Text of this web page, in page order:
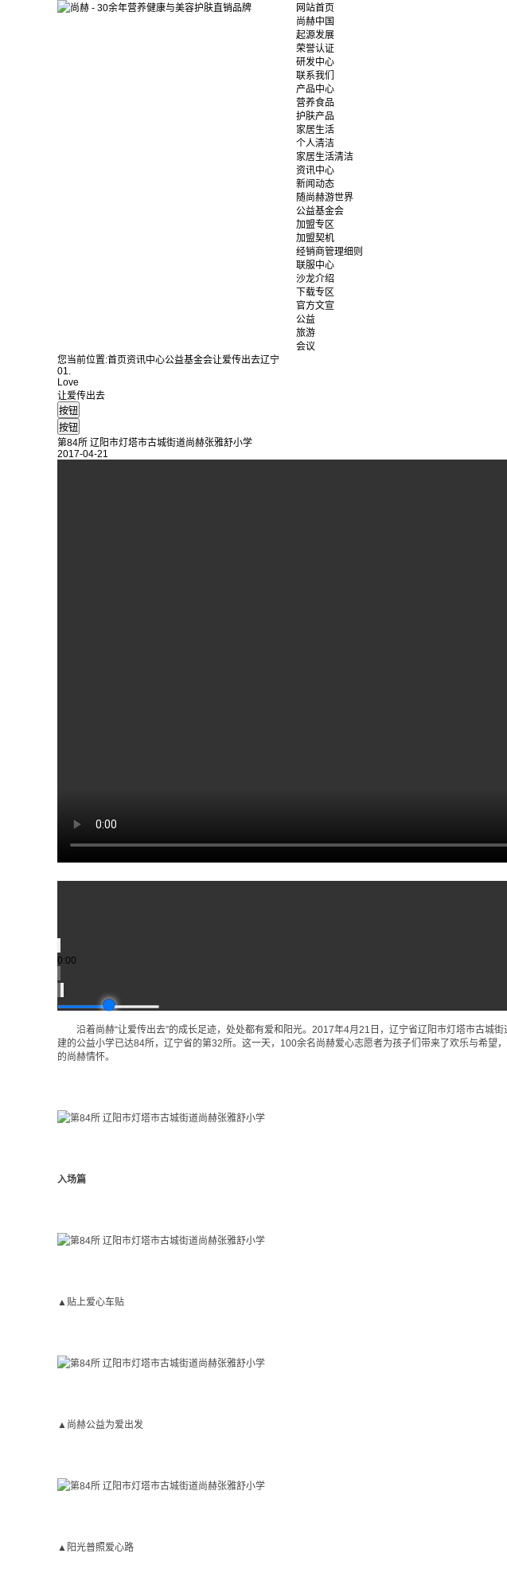
网站首页
尚赫中国
起源发展
荣誉认证
研发中心
联系我们
产品中心
营养食品
护肤产品
家居生活
个人清洁
家居生活清洁
资讯中心
新闻动态
随尚赫游世界
公益基金会
加盟专区
加盟契机
经销商管理细则
联服中心
沙龙介绍
下载专区
官方文宣
公益
旅游
会议
您当前位置:首页资讯中心公益基金会让爱传出去辽宁
01.
Love
让爱传出去
第84所 辽阳市灯塔市古城街道尚赫张雅舒小学
2017-04-21
0:00
沿着尚赫“让爱传出去”的成长足迹，处处都有爱和阳光。2017年4月21日，辽宁省辽阳市灯塔市古城
建的公益小学已达84所，辽宁省的第32所。这一天，100余名尚赫爱心志愿者为孩子们带来了欢乐与希望
的尚赫情怀。
入场篇
▲贴上爱心车贴
▲尚赫公益为爱出发
▲阳光普照爱心路